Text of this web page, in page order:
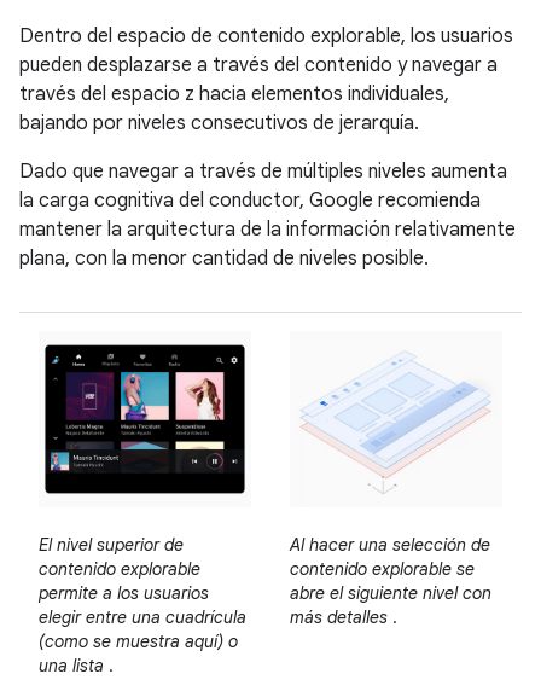
Dentro del espacio de contenido explorable, los usuarios
pueden desplazarse a través del contenido y navegar a
través del espacio z hacia elementos individuales,
bajando por niveles consecutivos de jerarquía.
Dado que navegar a través de múltiples niveles aumenta
la carga cognitiva del conductor, Google recomienda
mantener la arquitectura de la información relativamente
plana, con la menor cantidad de niveles posible.
El nivel superior de
contenido explorable
permite a los usuarios
elegir entre una cuadrícula
(como se muestra aquí) o
una lista .
Al hacer una selección de
contenido explorable se
abre el siguiente nivel con
más detalles .